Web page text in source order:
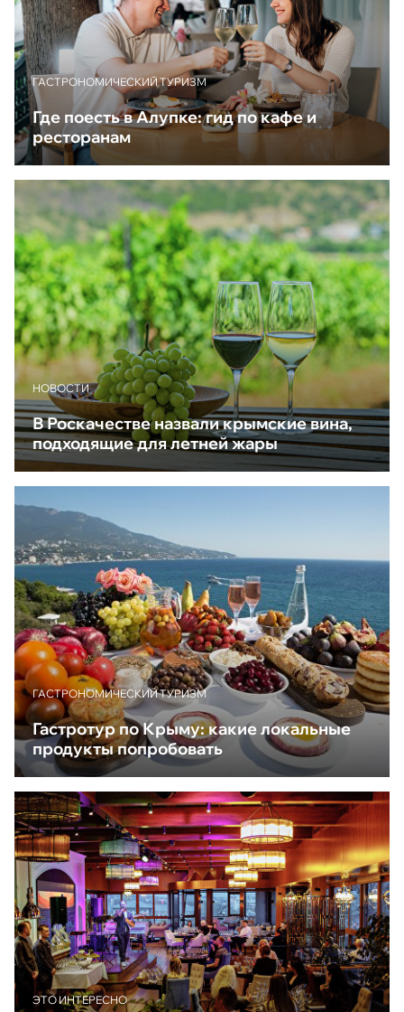
ГАСТРОНОМИЧЕСКИЙ ТУРИЗМ
Где поесть в Алупке: гид по кафе и
ресторанам
НОВОСТИ
В Роскачестве назвали крымские вина,
подходящие для летней жары
ГАСТРОНОМИЧЕСКИЙ ТУРИЗМ
Гастротур по Крыму: какие локальные
продукты попробовать
ЭТО ИНТЕРЕСНО